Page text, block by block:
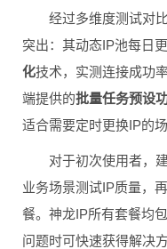
经过多维度测试对
突出：其动态IP池每日
化技术，实测连接成功
端提供的批量任务预设
适合需要定时更换IP的场
对于初次使用者，
业务场景测试IP质量，
餐。神龙IP所有套餐均
问题时可快速获得解决方